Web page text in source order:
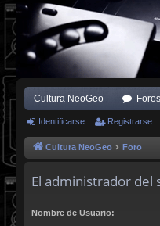
Cultura NeoGeo Foros
Identificarse Registrarse
Cultura NeoGeo Foro
El administrador del
Nombre de Usuario: